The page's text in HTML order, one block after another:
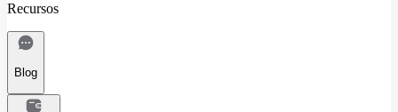
Recursos
Blog